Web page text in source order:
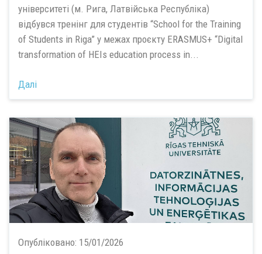
університеті (м. Рига, Латвійська Республіка)
відбувся тренінг для студентів “School for the Training
of Students in Riga” у межах проєкту ERASMUS+ “Digital
transformation of HEIs education process in...
Далі
Опубліковано: 15/01/2026